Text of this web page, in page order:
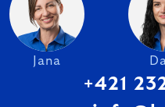
Jana
+421